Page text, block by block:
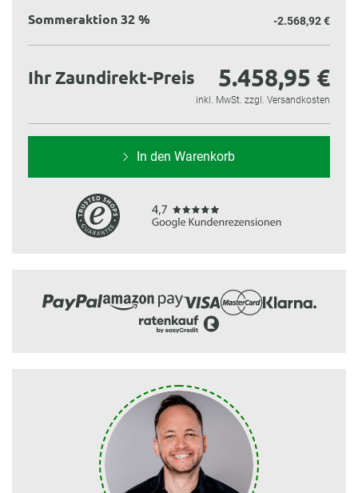
Sommeraktion 32 % -2.568,92 €
Ihr Zaundirekt-Preis 5.458,95 €
inkl. MwSt. zzgl. Versandkosten
In den Warenkorb